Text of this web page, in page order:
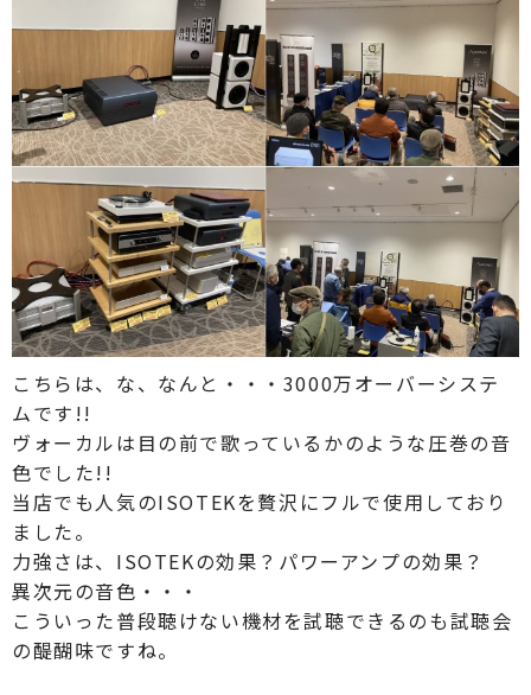
こちらは、な、なんと・・・3000万オーバーシステ
ムです!!
ヴォーカルは目の前で歌っているかのような圧巻の音
色でした!!
当店でも人気のISOTEKを贅沢にフルで使用しており
ました。
力強さは、ISOTEKの効果？パワーアンプの効果？
異次元の音色・・・
こういった普段聴けない機材を試聴できるのも試聴会
の醍醐味ですね。